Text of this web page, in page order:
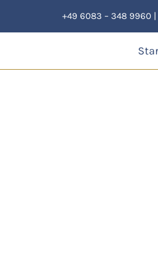
Inhalt
+49 6083 – 348 9960 |